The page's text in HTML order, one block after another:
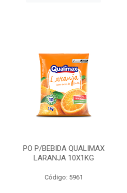
PO P/BEBIDA QUALIMAX
LARANJA 10X1KG
Código: 5961